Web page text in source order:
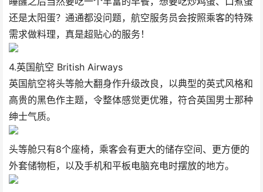
还是太阳蛋？通通都没问题，航空服务员会按照乘客的特殊
需求做料理，真是超贴心的服务！
4.英国航空 British Airways
英国航空将头等舱大翻身作升级改良，以典型的英式风格和
高贵的黑色作主题，令整体感觉更优雅，符合英国男士那种
绅士气质。
头等舱只有8个座椅，乘客会有更大的储存空间、更方便的
外套储物柜，以及手机和平板电脑充电时摆放的地方。